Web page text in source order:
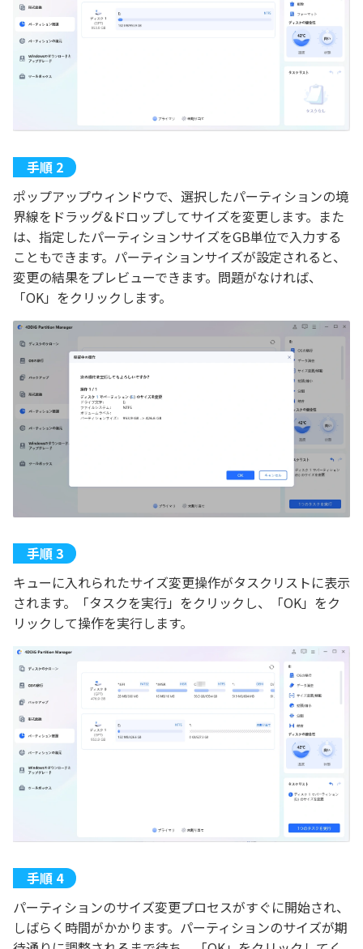
ポップアップウィンドウで、選択したパーティションの境
界線をドラッグ&ドロップしてサイズを変更します。また
は、指定したパーティションサイズをGB単位で入力する
こともできます。パーティションサイズが設定されると、
変更の結果をプレビューできます。問題がなければ、
「OK」をクリックします。
キューに入れられたサイズ変更操作がタスクリストに表示
されます。「タスクを実行」をクリックし、「OK」をク
リックして操作を実行します。
パーティションのサイズ変更プロセスがすぐに開始され、
しばらく時間がかかります。パーティションのサイズが期